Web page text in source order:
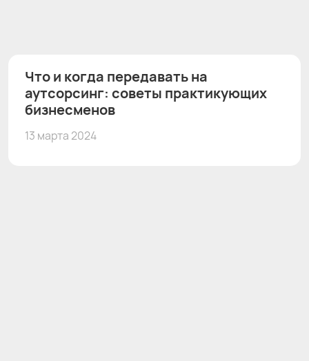
Что и когда передавать на
аутсорсинг: советы практикующих
бизнесменов
13 марта 2024